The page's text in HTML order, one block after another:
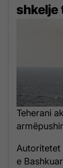
shkelje
Teherani
Autoritetet
e